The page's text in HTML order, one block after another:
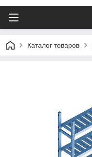
Каталог товаров